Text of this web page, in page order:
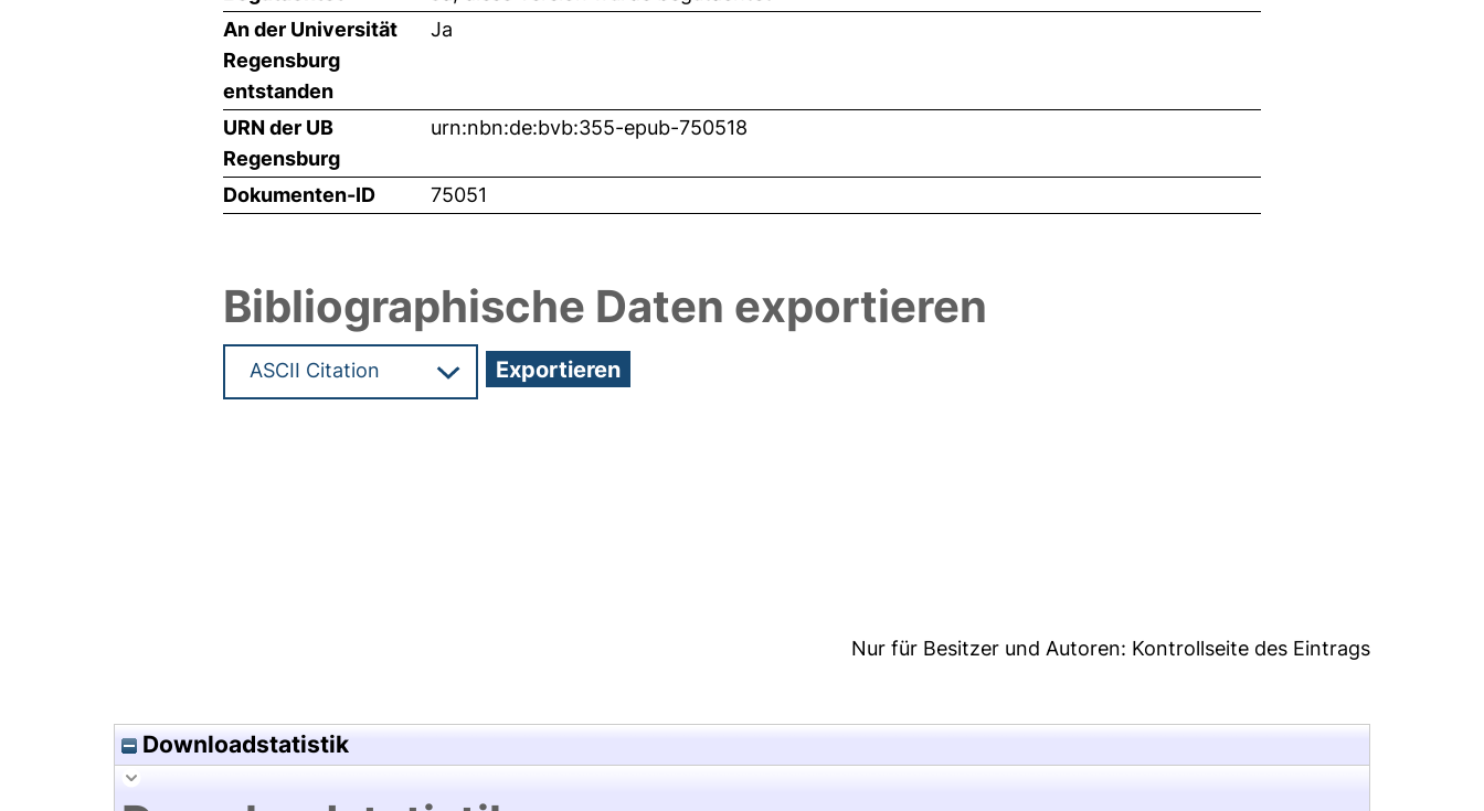
An der Universität
Regensburg
entstanden
Ja
URN der UB
Regensburg
urn:nbn:de:bvb:355-epub-750518
Dokumenten-ID 75051
Bibliographische Daten exportieren
Nur für Besitzer und Autoren: Kontrollseite des Eintrags
Downloadstatistik